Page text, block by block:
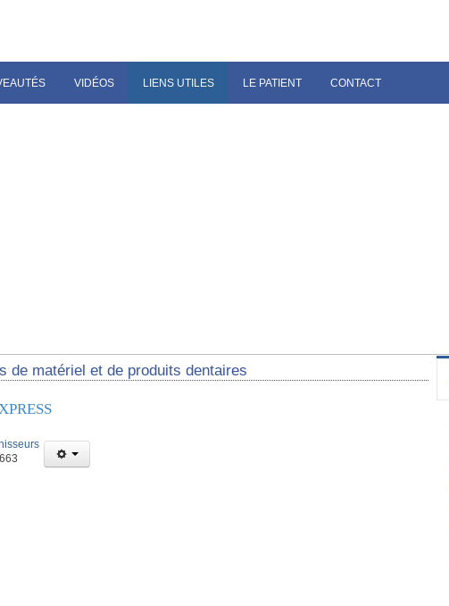
VIDÉOS LIENS UTILES LE PATIENT CONTACT
de matériel et de produits dentaires